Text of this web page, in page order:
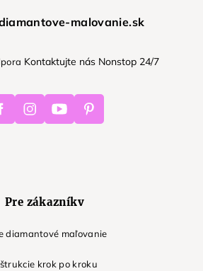
malovanie.sk
Kontaktujte nás Nonstop 24/7
FacebookInstagramYoutube Pinterest
Pre zákazníkv
diamantové maľovanie
krok po kroku